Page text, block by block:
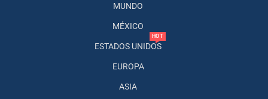
MUNDO
MÉXICO
ESTADOS UNIDOS
HOT
EUROPA
ASIA